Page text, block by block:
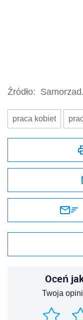
Źródło:
praca kobiet
Oceń
Twoja